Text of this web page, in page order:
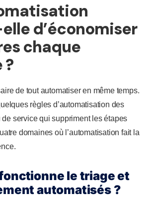
d’économiser
chaque
?
de tout automatiser en même temps.
règles d’automatisation des
service qui suppriment les étapes
domaines où l’automatisation fait la
le triage et
automatisés ?